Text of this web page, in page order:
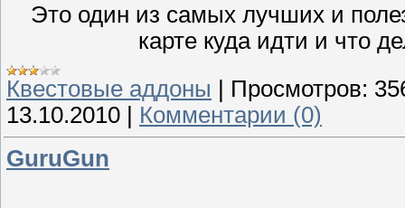
Это один из самых лучших и
карте куда идти и что
Квестовые аддоны
Просмотров:
13.10.2010
Комментарии (0)
GuruGun